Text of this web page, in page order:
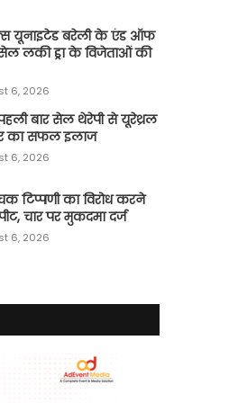
यूनाइटेड बरेली के एंड ऑफ
लकी ड्रा के विजेताओं की
6, 2026
बार सेल थेरेपी से यूरेथ्रल
का सफल इलाज
6, 2026
टिप्पणी का विरोध करने
चार पर मुकदमा दर्ज
6, 2026